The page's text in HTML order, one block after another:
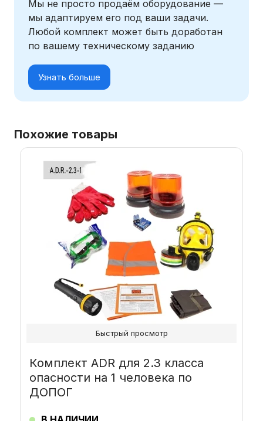
Мы не просто продаём оборудование —
мы адаптируем его под ваши задачи.
Любой комплект может быть доработан
по вашему техническому заданию
Узнать больше
Похожие товары
Комплект ADR для 2.3 класса
опасности на 1 человека по
ДОПОГ
Быстрый просмотр